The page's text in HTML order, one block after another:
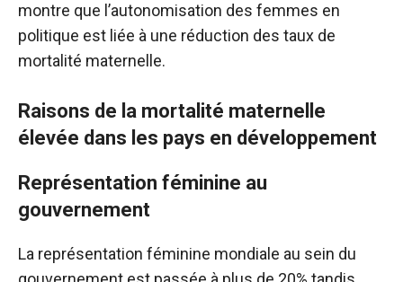
montre que l’autonomisation des femmes en
politique est liée à une réduction des taux de
mortalité maternelle.
Raisons de la mortalité maternelle
élevée dans les pays en développement
Représentation féminine au
gouvernement
La représentation féminine mondiale au sein du